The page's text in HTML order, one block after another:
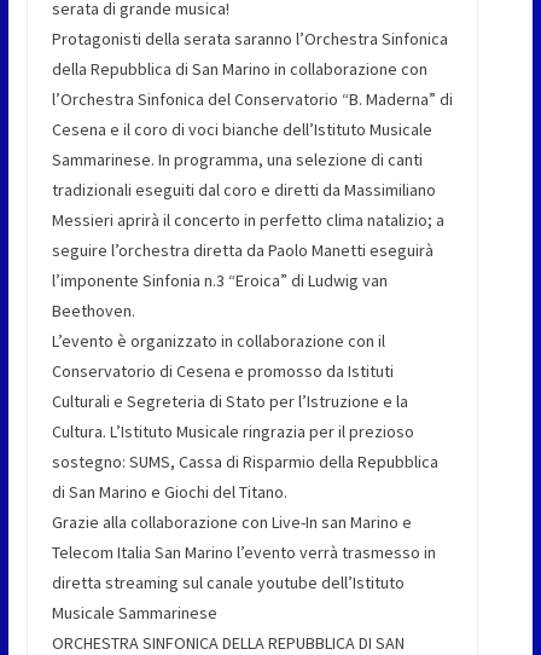
serata di grande musica!
Protagonisti della serata saranno l’Orchestra Sinfonica
della Repubblica di San Marino in collaborazione con
l’Orchestra Sinfonica del Conservatorio “B. Maderna” di
Cesena e il coro di voci bianche dell’Istituto Musicale
Sammarinese. In programma, una selezione di canti
tradizionali eseguiti dal coro e diretti da Massimiliano
Messieri aprirà il concerto in perfetto clima natalizio; a
seguire l’orchestra diretta da Paolo Manetti eseguirà
l’imponente Sinfonia n.3 “Eroica” di Ludwig van
Beethoven.
​L’evento è organizzato in collaborazione con il
Conservatorio di Cesena e promosso da Istituti
Culturali e Segreteria di Stato per l’Istruzione e la
Cultura. L’Istituto Musicale ringrazia per il prezioso
sostegno: SUMS, Cassa di Risparmio della Repubblica
di San Marino e Giochi del Titano.
Grazie alla collaborazione con Live-In san Marino e
Telecom Italia San Marino l’evento verrà trasmesso in
diretta streaming sul canale youtube dell’Istituto
Musicale Sammarinese
ORCHESTRA SINFONICA DELLA REPUBBLICA DI SAN